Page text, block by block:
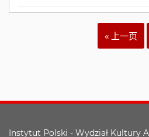
« 上一页
Instytut Polski - Wydział Kultury